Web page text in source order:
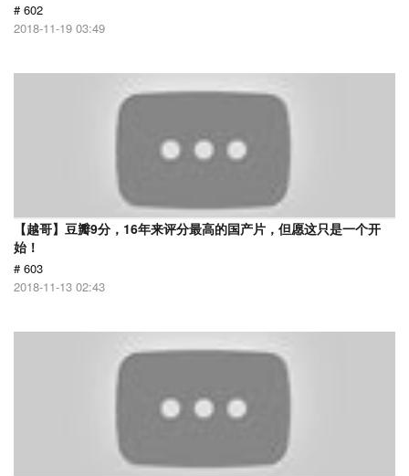
# 602
2018-11-19 03:49
【越哥】豆瓣9分，16年来评分最高的国产片，但愿这只是一个开
始！
# 603
2018-11-13 02:43